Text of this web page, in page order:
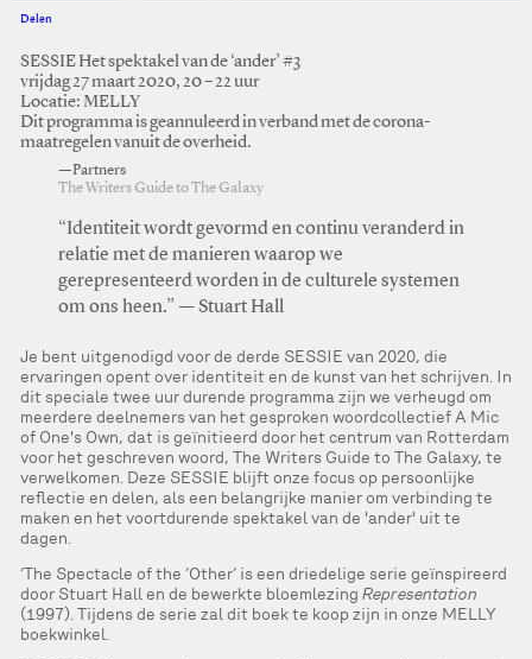
Delen
SESSIE Het spektakel van de ‘ander’ #3
vrijdag 27 maart 2020, 20 – 22 uur
Locatie: MELLY
Dit programma is geannuleerd in verband met de corona-
maatregelen vanuit de overheid.
—Partners
The Writers Guide to The Galaxy
“Identiteit wordt gevormd en continu veranderd in
relatie met de manieren waarop we
gerepresenteerd worden in de culturele systemen
om ons heen.” — Stuart Hall
Je bent uitgenodigd voor de derde SESSIE van 2020, die
ervaringen opent over identiteit en de kunst van het schrijven. In
dit speciale twee uur durende programma zijn we verheugd om
meerdere deelnemers van het gesproken woordcollectief A Mic
of One's Own, dat is geïnitieerd door het centrum van Rotterdam
voor het geschreven woord, The Writers Guide to The Galaxy, te
verwelkomen. Deze SESSIE blijft onze focus op persoonlijke
reflectie en delen, als een belangrijke manier om verbinding te
maken en het voortdurende spektakel van de 'ander' uit te
dagen.
‘The Spectacle of the ‘Other’ is een driedelige serie geïnspireerd
door Stuart Hall en de bewerkte bloemlezing Representation
(1997). Tijdens de serie zal dit boek te koop zijn in onze MELLY
boekwinkel.